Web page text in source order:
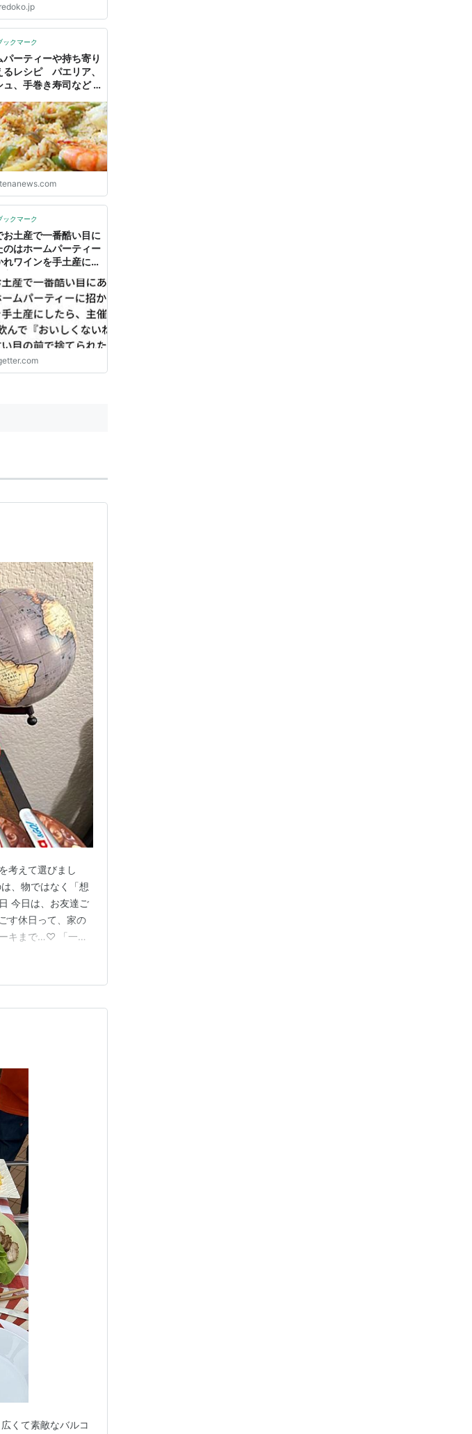
ックマーク
パーティーや持ち寄り
るレシピ パエリア、
ュ、手巻き寿司など -
ックマーク
お土産で一番酷い目に
のはホームパーティー
れワインを手土産にし
しくないねｗ』と言い
で捨てられた事
考えて選びまし
、物ではなく「想
今日は、お友達ご
す休日って、家の
キまで…♡ 「一緒
家のシューアイス
くて素敵なバルコ